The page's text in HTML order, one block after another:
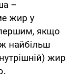
–
жир у
першим, якщо
найбільш
жир